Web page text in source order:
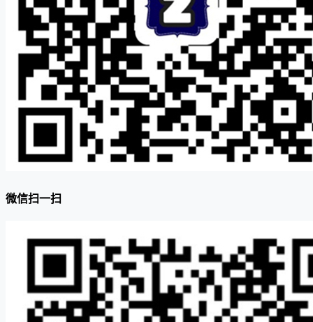
微信扫一扫